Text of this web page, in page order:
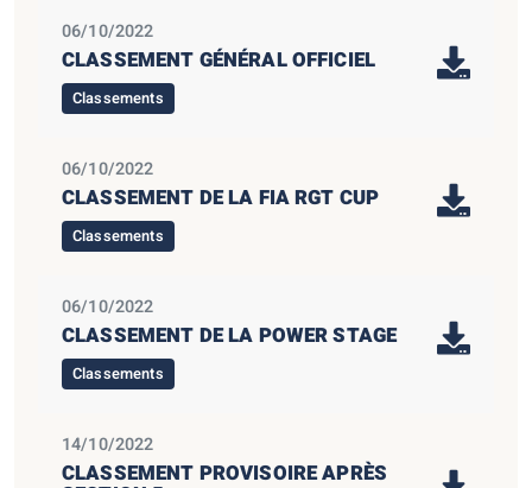
06/10/2022
CLASSEMENT GÉNÉRAL OFFICIEL
Classements
06/10/2022
CLASSEMENT DE LA FIA RGT CUP
Classements
06/10/2022
CLASSEMENT DE LA POWER STAGE
Classements
14/10/2022
CLASSEMENT PROVISOIRE APRÈS